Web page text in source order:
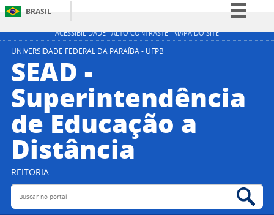
ACESSIBILIDADE ALTO CONTRASTE MAPA DO SITE
BRASIL
Simplifique!
Acesso à informação
Legislação
Canais
UNIVERSIDADE FEDERAL DA PARAÍBA - UFPB
SEAD -
Superintendência
de Educação a
Distância
REITORIA
Buscar no portal